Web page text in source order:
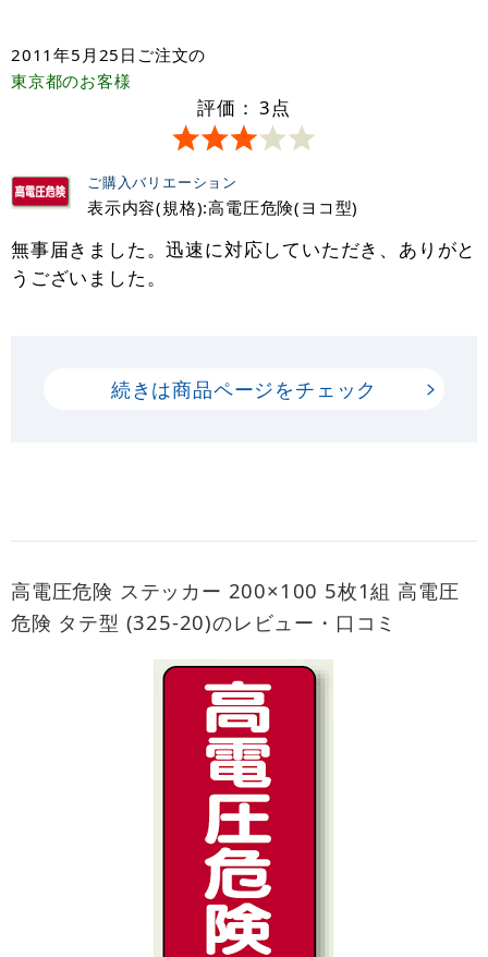
2011年5月25日 ご注文の
東京都のお客様
評価： 3点
ご購入バリエーション
表示内容(規格):高電圧危険(ヨコ型)
無事届きました。迅速に対応していただき、ありがと
うございました。
続きは商品ページをチェック
高電圧危険 ステッカー 200×100 5枚1組 高電圧
危険 タテ型 (325-20)のレビュー・口コミ